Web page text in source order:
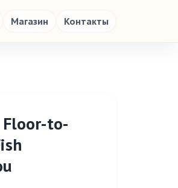
Магазин Контакты
Floor-to-